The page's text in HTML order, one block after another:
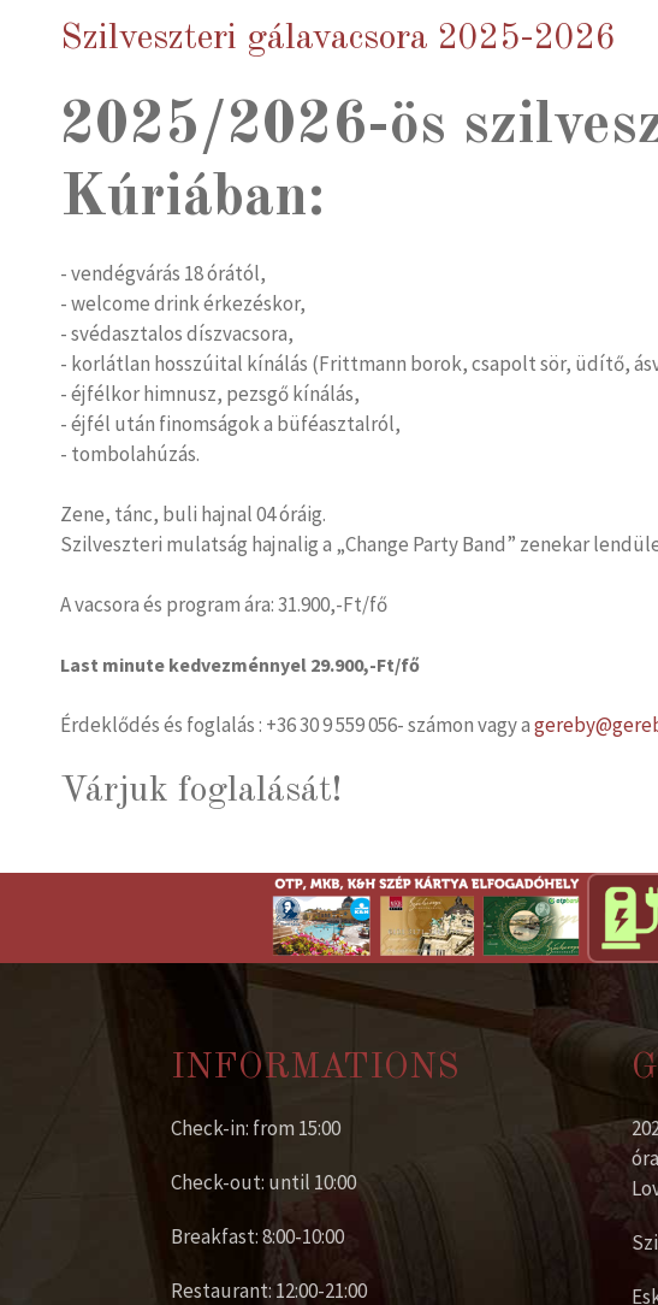
Szilveszteri gálavacsora 2025-2026
2025/2026-ös
Kúriában:
- vendégvárás 18 órától,
- welcome drink érkezéskor,
- svédasztalos díszvacsora,
- korlátlan hosszúital kínálás (Frittmann borok, csapolt sör, üdítő,
- éjfélkor himnusz, pezsgő kínálás,
- éjfél után finomságok a büféasztalról,
- tombolahúzás.
Zene, tánc, buli hajnal 04 óráig.
Szilveszteri mulatság hajnalig a „Change Party Band” zenekar
A vacsora és program ára: 31.900,-Ft/fő
Last minute kedvezménnyel 29.900,-Ft/fő
Érdeklődés és foglalás : +36 30 9 559 056- számon vagy a
Várjuk foglalását!
INFORMATIONS
Check-in: from 15:00
Check-out: until 10:00
Breakfast: 8:00-10:00
Restaurant: 12:00-21:00